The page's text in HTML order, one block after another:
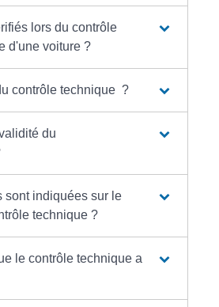
lors du contrôle
d'une voiture ?
contrôle technique ?
du
sont indiquées sur le
technique ?
le contrôle technique a